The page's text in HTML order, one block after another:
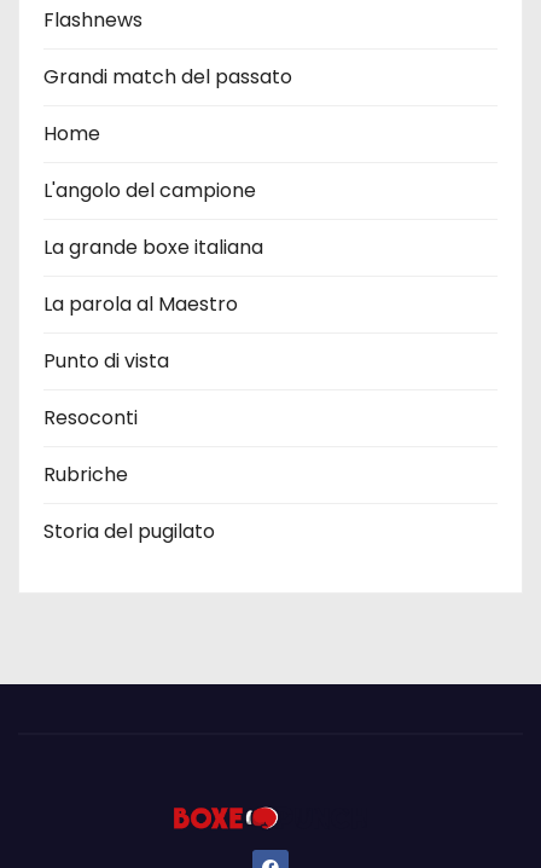
Flashnews
Grandi match del passato
Home
L'angolo del campione
La grande boxe italiana
La parola al Maestro
Punto di vista
Resoconti
Rubriche
Storia del pugilato